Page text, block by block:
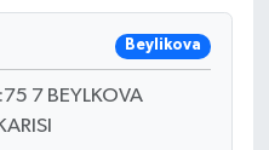
Beylikova
7 BEYLKOVA